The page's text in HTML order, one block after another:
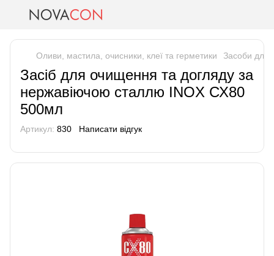
Оливи, мастила, очисники, клеї та герметики Засоби для
Засіб для очищення та догляду за
нержавіючою сталлю INOX СХ80
500мл
Артикул: 830 Написати відгук